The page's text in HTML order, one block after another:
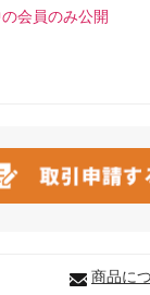
会員のみ公開
商品に